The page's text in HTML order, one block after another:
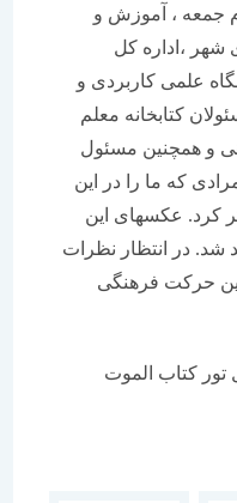
، آموزش و
کل
کاربردی و
معلم
مسئول
ما را در این
عکسهای این
انتظار نظرات
فرهنگی
الموت